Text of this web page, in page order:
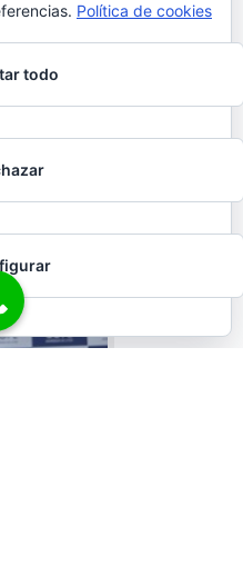
Política de cookies
todo